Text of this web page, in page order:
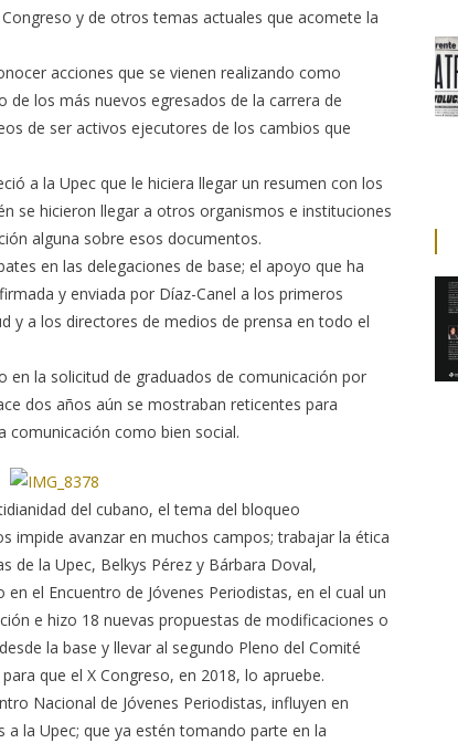
y de otros temas actuales que acomete la
acciones que se vienen realizando como
los más nuevos egresados de la carrera de
de ser activos ejecutores de los cambios que
a la Upec que le hiciera llegar un resumen con los
se hicieron llegar a otros organismos e instituciones
alguna sobre esos documentos.
en las delegaciones de base; el apoyo que ha
y enviada por Díaz-Canel a los primeros
y a los directores de medios de prensa en todo el
la solicitud de graduados de comunicación por
dos años aún se mostraban reticentes para
comunicación como bien social.
del cubano, el tema del bloqueo
impide avanzar en muchos campos; trabajar la ética
de la Upec, Belkys Pérez y Bárbara Doval,
el Encuentro de Jóvenes Periodistas, en el cual un
e hizo 18 nuevas propuestas de modificaciones o
la base y llevar al segundo Pleno del Comité
que el X Congreso, en 2018, lo apruebe.
Nacional de Jóvenes Periodistas, influyen en
la Upec; que ya estén tomando parte en la